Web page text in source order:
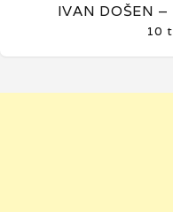
IVAN DOŠEN
10